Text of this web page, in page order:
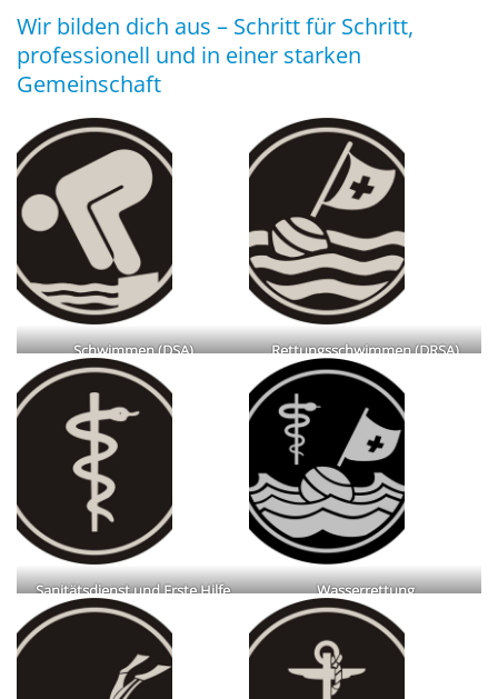
Wir bilden dich aus – Schritt für Schritt,
professionell und in einer starken
Gemeinschaft
Schwimmen (DSA) Rettungsschwimmen (DRSA)
Sanitätsdienst und Erste Hilfe Wasserrettung